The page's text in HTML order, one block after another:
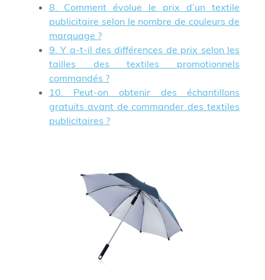
8. Comment évolue le prix d’un textile
publicitaire selon le nombre de couleurs de
marquage ?
9. Y a-t-il des différences de prix selon les
tailles des textiles promotionnels
commandés ?
10. Peut-on obtenir des échantillons
gratuits avant de commander des textiles
publicitaires ?